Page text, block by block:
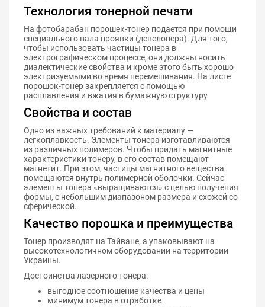
Технология тонерной печати
На фотобарабан порошек-тонер подается при помощи
специального вала проявки (девелопера). Для того,
чтобы использовать частицы тонера в
электрографическом процессе, они должны носить
диалектические свойства и кроме этого быть хорошо
электризуемыми во время перемешивания. На листе
порошок-тонер закрепляется с помощью
расплавления и вжатия в бумажную структуру
Свойства и состав
Одно из важных требований к материалу —
легкоплавкость. Элементы тонера изготавливаются
из различных полимеров. Чтобы придать магнитные
характеристики тонеру, в его состав помещают
магнетит. При этом, частицы магнитного вещества
помещаются внутрь полимерной оболочки. Сейчас
элементы тонера «выращиваются» с целью получения
формы, с небольшим диапазоном размера и схожей со
сферической.
Качество порошка и преимущества
Тонер производят на Тайване, а упаковывают на
высокотехнологичном оборудовании на территории
Украины.
Достоинства лазерного тонера:
выгодное соотношение качества и цены
минимум тонера в отработке